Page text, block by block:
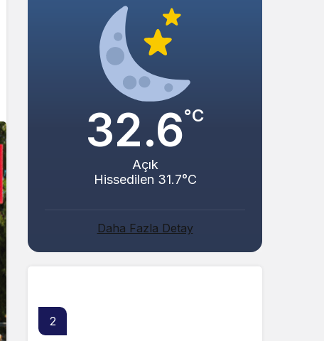
32.6°C
Açık
Hissedilen 31.7°C
Daha Fazla Detay
Abacı ve Abul Ailelerinin Mutlu Günü!
2